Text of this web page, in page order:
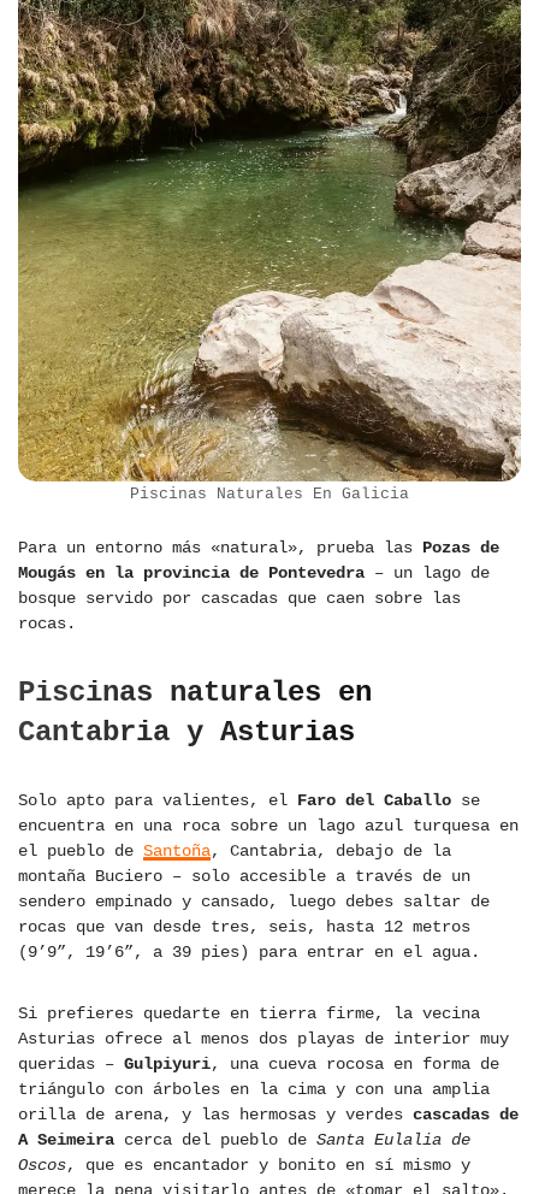
Piscinas Naturales En Galicia
Para un entorno más «natural», prueba las Pozas de
Mougás en la provincia de Pontevedra – un lago de
bosque servido por cascadas que caen sobre las
rocas.
Piscinas naturales en
Cantabria y Asturias
Solo apto para valientes, el Faro del Caballo se
encuentra en una roca sobre un lago azul turquesa en
el pueblo de Santoña, Cantabria, debajo de la
montaña Buciero – solo accesible a través de un
sendero empinado y cansado, luego debes saltar de
rocas que van desde tres, seis, hasta 12 metros
(9’9”, 19’6”, a 39 pies) para entrar en el agua.
Si prefieres quedarte en tierra firme, la vecina
Asturias ofrece al menos dos playas de interior muy
queridas – Gulpiyuri, una cueva rocosa en forma de
triángulo con árboles en la cima y con una amplia
orilla de arena, y las hermosas y verdes cascadas de
A Seimeira cerca del pueblo de Santa Eulalia de
Oscos, que es encantador y bonito en sí mismo y